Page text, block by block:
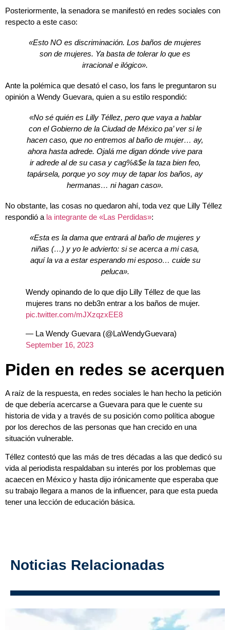
Posteriormente, la senadora se manifestó en redes sociales con
respecto a este caso:
«Esto NO es discriminación. Los baños de mujeres
son de mujeres. Ya basta de tolerar lo que es
irracional e ilógico».
Ante la polémica que desató el caso, los fans le preguntaron su
opinión a Wendy Guevara, quien a su estilo respondió:
«No sé quién es Lilly Téllez, pero que vaya a hablar
con el Gobierno de la Ciudad de México pa’ ver si le
hacen caso, que no entremos al baño de mujer… ay,
ahora hasta adrede. Ojalá me digan dónde vive para
ir adrede al de su casa y cag%&$e la taza bien feo,
tapársela, porque yo soy muy de tapar los baños, ay
hermanas… ni hagan caso».
No obstante, las cosas no quedaron ahí, toda vez que Lilly Téllez
respondió a la integrante de «Las Perdidas»:
«Esta es la dama que entrará al baño de mujeres y
niñas (…) y yo le advierto: si se acerca a mi casa,
aquí la va a estar esperando mi esposo… cuide su
peluca».
Wendy opinando de lo que dijo Lilly Téllez de que las
mujeres trans no deb3n entrar a los baños de mujer.
pic.twitter.com/mJXzqzxEE8
— La Wendy Guevara (@LaWendyGuevara)
September 16, 2023
Piden en redes se acerquen
A raíz de la respuesta, en redes sociales le han hecho la petición
de que debería acercarse a Guevara para que le cuente su
historia de vida y a través de su posición como política abogue
por los derechos de las personas que han crecido en una
situación vulnerable.
Téllez contestó que las más de tres décadas a las que dedicó su
vida al periodista respaldaban su interés por los problemas que
acaecen en México y hasta dijo irónicamente que esperaba que
su trabajo llegara a manos de la influencer, para que esta pueda
tener una lección de educación básica.
Noticias Relacionadas